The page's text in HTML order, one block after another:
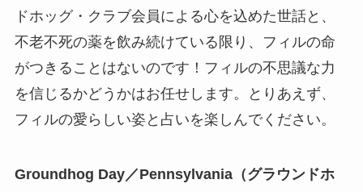
ドホッグ・クラブ会員による心を込めた世話と、
不老不死の薬を飲み続けている限り、フィルの命
がつきることはないのです！フィルの不思議な力
を信じるかどうかはお任せします。とりあえず、
フィルの愛らしい姿と占いを楽しんでください。
Groundhog Day／Pennsylvania（グラウンドホ